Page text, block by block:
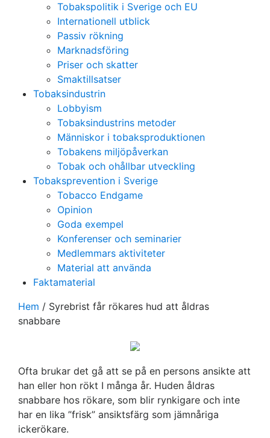
Tobakspolitik i Sverige och EU
Internationell utblick
Passiv rökning
Marknadsföring
Priser och skatter
Smaktillsatser
Tobaksindustrin
Lobbyism
Tobaksindustrins metoder
Människor i tobaksproduktionen
Tobakens miljöpåverkan
Tobak och ohållbar utveckling
Tobaksprevention i Sverige
Tobacco Endgame
Opinion
Goda exempel
Konferenser och seminarier
Medlemmars aktiviteter
Material att använda
Faktamaterial
Hem / Syrebrist får rökares hud att åldras
snabbare
Ofta brukar det gå att se på en persons ansikte att
han eller hon rökt I många år. Huden åldras
snabbare hos rökare, som blir rynkigare och inte
har en lika ”frisk” ansiktsfärg som jämnåriga
ickerökare.